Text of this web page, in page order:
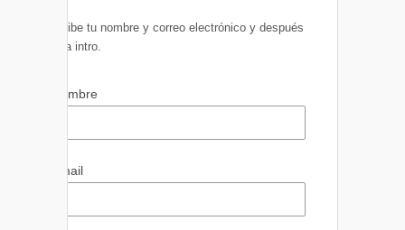
Escribe tu nombre y correo electrónico y después
pulsa intro.
Nombre
Email